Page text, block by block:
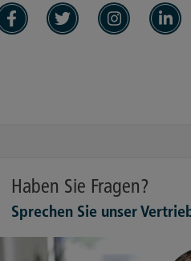
Haben Sie Fragen?
Sprechen Sie unser